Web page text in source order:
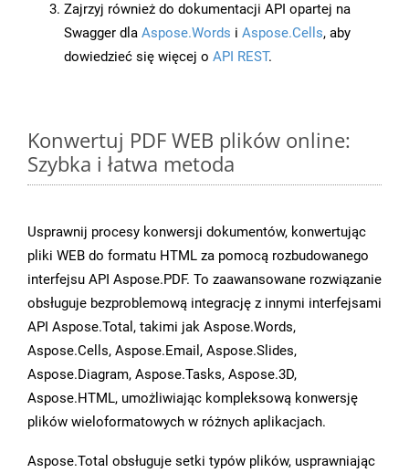
Zajrzyj również do dokumentacji API opartej na
Swagger dla Aspose.Words i Aspose.Cells, aby
dowiedzieć się więcej o API REST.
Konwertuj PDF WEB plików online:
Szybka i łatwa metoda
Usprawnij procesy konwersji dokumentów, konwertując
pliki WEB do formatu HTML za pomocą rozbudowanego
interfejsu API Aspose.PDF. To zaawansowane rozwiązanie
obsługuje bezproblemową integrację z innymi interfejsami
API Aspose.Total, takimi jak Aspose.Words,
Aspose.Cells, Aspose.Email, Aspose.Slides,
Aspose.Diagram, Aspose.Tasks, Aspose.3D,
Aspose.HTML, umożliwiając kompleksową konwersję
plików wieloformatowych w różnych aplikacjach.
Aspose.Total obsługuje setki typów plików, usprawniając